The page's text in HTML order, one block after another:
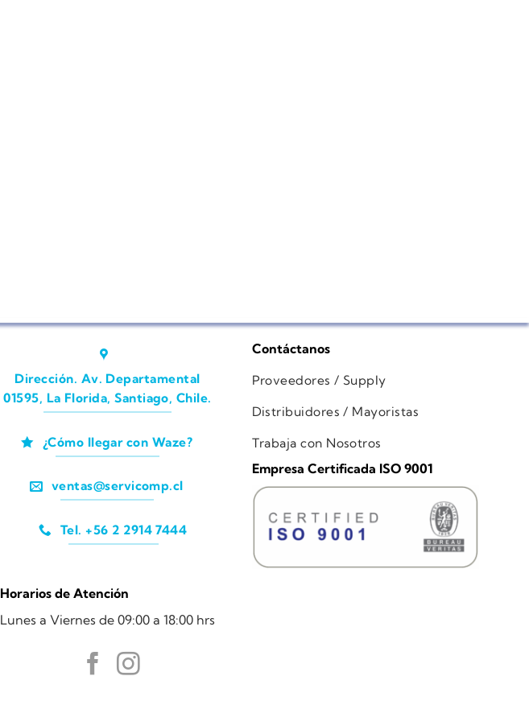
Dirección. Av. Departamental
01595, La Florida, Santiago, Chile.
¿Cómo llegar con Waze?
ventas@servicomp.cl
Tel. +56 2 2914 7444
Horarios de Atención
Lunes a Viernes de 09:00 a 18:00 hrs
Contáctanos
Proveedores / Supply
Distribuidores / Mayoristas
Trabaja con Nosotros
Empresa Certificada ISO 9001